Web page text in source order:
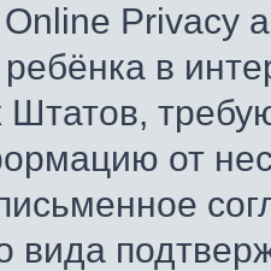
Privacy
в
от
вида